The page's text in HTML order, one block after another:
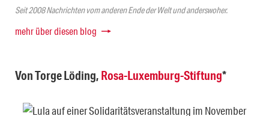
Seit 2008 Nachrichten vom anderen Ende der Welt und anderswoher.
mehr über diesen blog
Von Torge Löding, Rosa-Luxemburg-Stiftung*